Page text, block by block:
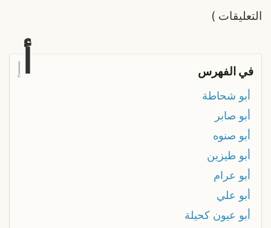
التعليقات )
في الفهرس إ
أبو شحاطة
أبو صابر
أبو صنوه
أبو طيزين
أبو عرام
أبو علي
أبو عيون كحيلة